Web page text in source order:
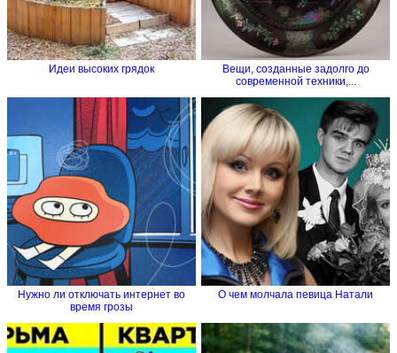
Идеи высоких грядок
Вещи, созданные задолго до
современной техники,...
Нужно ли отключать интернет во
время грозы
О чем молчала певица Натали